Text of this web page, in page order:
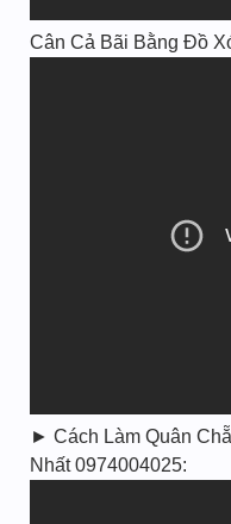
Cân Cả Bãi Bằng Đồ
► Cách Làm Quân
Nhất 0974004025: